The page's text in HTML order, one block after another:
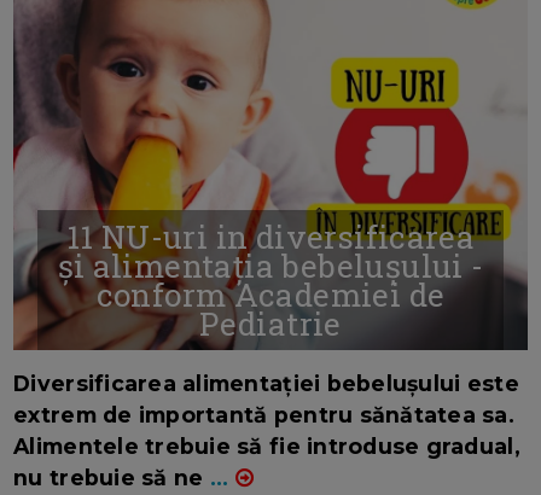
11 NU-uri in diversificarea
și alimentația bebelușului -
conform Academiei de
Pediatrie
Diversificarea alimentației bebelușului este
extrem de importantă pentru sănătatea sa.
Alimentele trebuie să fie introduse gradual,
nu trebuie să ne ...